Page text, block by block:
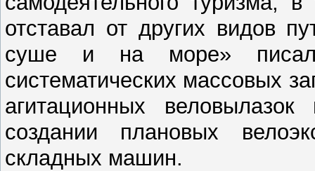
отставал от других видов
суше и на море» писал
систематических массовых
агитационных
создании плановых
складных машин.